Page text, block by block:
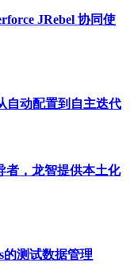
JRebel 协同使
自动配置到自主迭代
者，龙智提供本土化
的测试数据管理